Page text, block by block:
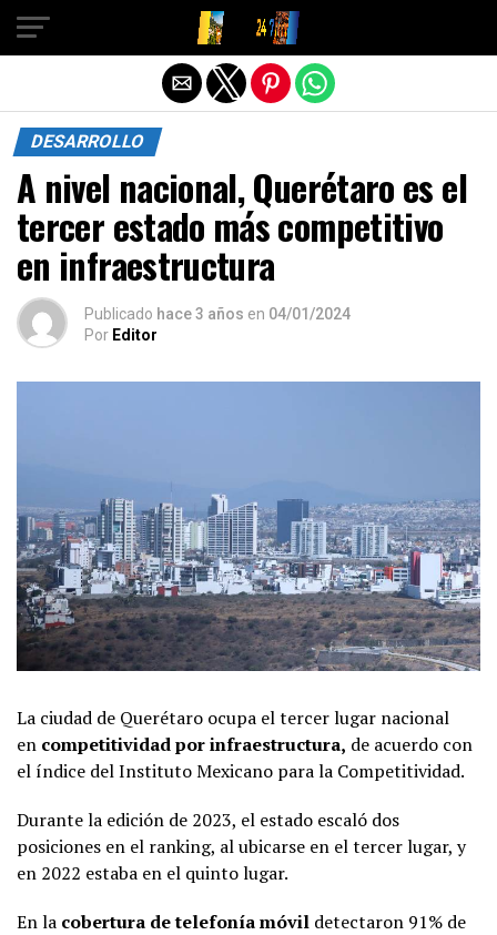
DESARROLLO
A nivel nacional, Querétaro es el
tercer estado más competitivo
en infraestructura
Publicado hace 3 años en 04/01/2024
Por Editor
La ciudad de Querétaro ocupa el tercer lugar nacional
en competitividad por infraestructura, de acuerdo con
el índice del Instituto Mexicano para la Competitividad.
Durante la edición de 2023, el estado escaló dos
posiciones en el ranking, al ubicarse en el tercer lugar, y
en 2022 estaba en el quinto lugar.
En la cobertura de telefonía móvil detectaron 91% de
Salir de la versión móvil